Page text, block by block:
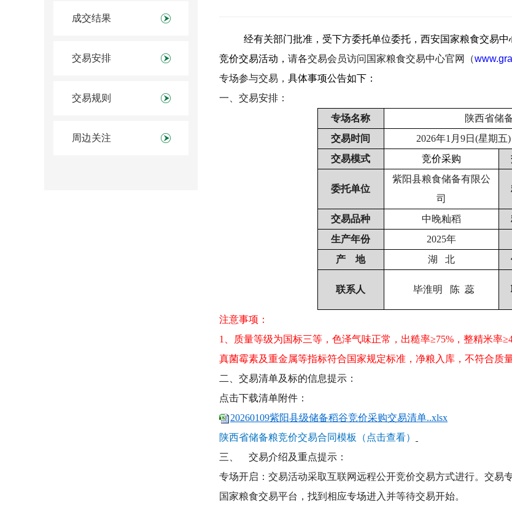
成交结果
交易安排
交易规则
周边关注
经有关部门批准，受下方委托单位委托，西安国家粮食交易
竞价交易活动， 请各交易会员访问国家粮食交易中心官网（
专场参与交易， 具体事项公告如下：
一、交易安排：
专场名称
陕西省储
交易时间
2026年1月9日(星期五)
交易模式
竞价采购
委托单位
紫阳县粮食储备有限公
司
交易品种 中晚籼稻
生产年份
2025年
产 地
湖 北
联系人 毕淮明 陈 蕊
注意事项：
1
、质量等级为国标三等，色泽气味正常，出糙率≥75% ，整精米率≥
真菌霉素及重金属等指标符合国家规定标准，净粮入库，不符合质
二、交易清单及标的信息提示：
点击下载清单附件：
20260109紫阳县级储备稻谷竞价采购交易清单..xlsx
陕西省储备粮竞价交易合同模板（点击查看）
三、
交易介绍及重点提示：
专场开启：交易活动采取互联网远程公开竞价交易方式进行。交
国家粮食交易平台，找到相应专场进入并等待交易开始。